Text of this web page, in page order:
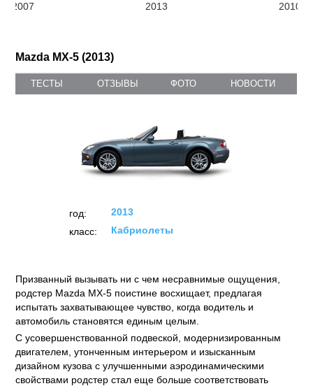
2007 2013 2010
Mazda MX-5 (2013)
ТЕСТЫ ОТЗЫВЫ ФОТО НОВОСТИ
год:
2013
класс:
Кабриолеты
Призванный вызывать ни с чем несравнимые ощущения,
родстер Mazda MX-5 поистине восхищает, предлагая
испытать захватывающее чувство, когда водитель и
автомобиль становятся единым целым.
С усовершенствованной подвеской, модернизированным
двигателем, утонченным интерьером и изысканным
дизайном кузова с улучшенными аэродинамическими
свойствами родстер стал еще больше соответствовать